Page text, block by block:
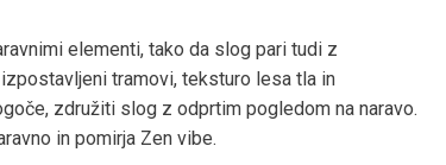
elementi, tako da slog pari tudi z
tramovi, teksturo lesa tla in
združiti slog z odprtim pogledom na naravo.
in pomirja Zen vibe.